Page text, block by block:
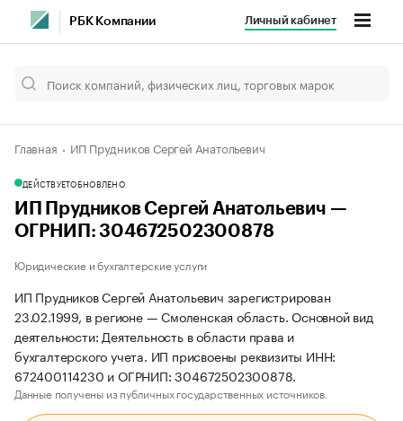
РБК Компании Личный кабинет
Главная ИП Прудников Сергей Анатольевич
ДЕЙСТВУЕТОБНОВЛЕНО
ИП Прудников Сергей Анатольевич —
ОГРНИП: 304672502300878
Юридические и бухгалтерские услуги
ИП Прудников Сергей Анатольевич зарегистрирован
23.02.1999, в регионе — Смоленская область. Основной вид
деятельности: Деятельность в области права и
бухгалтерского учета. ИП присвоены реквизиты ИНН:
672400114230 и ОГРНИП: 304672502300878.
Данные получены из публичных государственных источников.